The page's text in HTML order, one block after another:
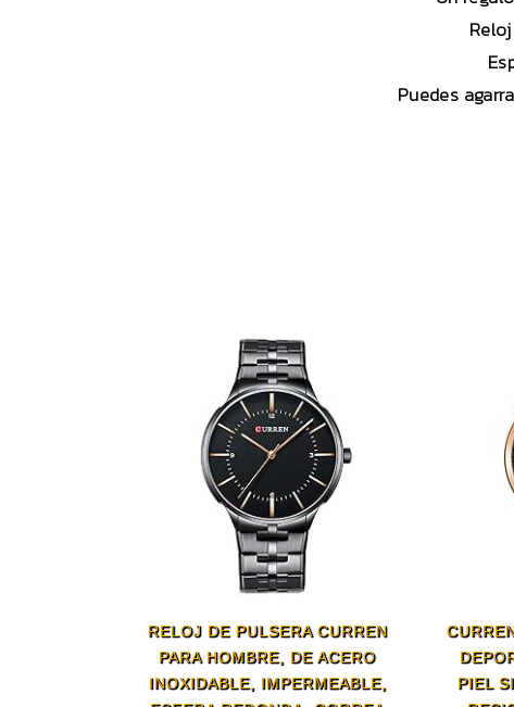
Puedes
RELOJ DE PULSERA CURREN
PARA HOMBRE, DE ACERO
INOXIDABLE, IMPERMEABLE,
PIEL